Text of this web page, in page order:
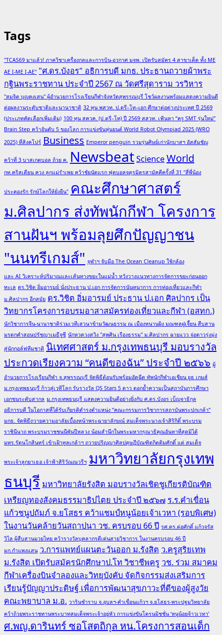
Tags
"TCAS69 มาแล้ว! ภาควิชาเครื่องกลและการบิน-อวกาศ มจพ. เปิดรับสมัคร 4 สาขาเด็ด ทั้ง ME
AE I-ME I-AE" "ศ.ดร.บังอร" อธิการบดี มกธ. ประธานถวายผ้าพระ
กฐินพระราชทาน ประจำปี 2567 ณ วัดศรีสุดาราม วรวิหาร
"สมจิต บุญคงเสน" ผู้อำนวยการโรงเรียนกีฬาจังหวัดสุพรรณบุรี โชว์ผลงานพร้อมแสดงความยินดี
ต่อผลงานระดับชาติและนานาชาติ 32 ทุน พสวท. ป.ตรี–โท–เอก ศึกษาต่อต่างประเทศ ปี 2569
(ประเภทคัดเลือกเพิ่มเติม) 100 ทุน สควค. (ป.ตรี–โท) ปี 2569 สสวท. เฟ้นหา “ครู SMT รุ่นใหม่”
Brain Step คว้าอันดับ 5 ของโลก การแข่งขันหุ่นยนต์ World Robot Olympiad 2025 (WRO
2025) ที่สิงคโปร์ Business Emperor penguin รวมรุ่นศิษย์เก่านักบาสฯ อัสสัมชัญ
คว้าที่ 3 บาสเกตบอล ถ้วย ค. NewsbeatScienceWorld
กท.คริสเตียน ควง ลูกแม่รำเพย คว้าชัยนัดแรก ฟุตบอลจตุรมิตรสามัคคีครั้งที่ 31 "สี่พี่น้อง
ประคองรัก รักษ์โลกให้ยั่งยืน" คณะศึกษาศาสตร์
ม.ศิลปากร ส่งทัพนักกีฬา โครงการ
สานฝันฯ พร้อมลุยศึกปัญญาชน
"นนทรีเกมส์" จุฬาฯ จับมือ The Ocean Cleanup ใช้กล้อง
และ AI วิเคราะห์ปริมาณและเส้นทางขยะในแม่น้ำ หวังวางแนวทางการจัดการขยะก่อนออก
ทะเล ดร.วิชิต อิ่มอารมย์ นั่งประธาน ป.เอก การจัดการนันทนาการ การท่องเที่ยวและกีฬา
ม.ศิลปากร อีกสมัย ดร.วิชิต อิ่มอารมย์ ประธาน ป.เอก ศิลปากร เป็น
วิทยากรโครงการอบรมอาสาสมัครท่องเที่ยวและกีฬา (อสทก.)
นักวิชาการจีน-นานาชาติร่วมเวทีเสวนาข้ามวัฒนธรรม ณ เมืองหนานผิง มณฑลฝูเจี้ยน สืบสาน
มรดกคำสอนปรัชญาเมธีจูซี นักหวดวงสวิง "สุพศิน เรืองธรรม" ม.ศิลปากร ฉายแวว จ่อดาวรุ่งมุ่ง
สู่นักกอล์ฟทีมชาติ นิเทศศาสตร์ ม.กรุงเทพธนบุรี มอบรางวัล
ประกวดเรียงความ “คนดีของฉัน” ประจำปี ๒๕๖๖ ผู้
อำนวยการโรงเรียนกีฬา จ.สุพรรณบุรี จัดพิธีต้อนรับพร้อมอัดฉีด ทัพนักกีฬาเอเชียน ยูธ เกมส์
ม.กรุงเทพธนบุรี ก้าวสู่เวทีโลก รับรางวัล QS Stars 5 ดาว ตอกย้ำความเป็นสถาบันการศึกษา
เอกชนระดับสากล ม.กรุงเทพธนบุรี แสดงความยินดีอย่างยิ่งกับ ศ.ดร.บังอร เบ็ญจาธิกุล
อธิการบดี ในโอกาสที่ได้รับเกียรติดำรงตำแหน่ง “คณะกรรมการวิชาการสถาบันพระปกเกล้า”
มกธ. จัดพิธีถวายความอาลัยเบื้องหน้าพระฉายาลักษณ์ สมเด็จพระนางเจ้าสิริกิติ์ พระบรม
ราชินีนาถ พระบรมราชชนนีพันปีหลวง น้อมสำนึกในพระมหากรุณาธิคุณอันหาที่สุดมิได้
มทร.รัตนโกสินทร์ เข้าเฝ้าทูลเกล้าฯ ถวายปริญญาศิลปดุษฎีบัณฑิตกิตติมศักดิ์ แด่ สมเด็จ
พระเจ้าลูกยาเธอ เจ้าฟ้าสิริวัณณวรีฯ มหาวิทยาลัยกรุงเทพ
ธนบุรี มหาวิทยาลัยรังสิต มอบรางวัลเชิดชูเกียรติบัณฑิต
เหรียญทองสังคมธรรมาธิปไตย ประจำปี ๒๕๖๗ ร.ร.คำเขื่อน
แก้วชนูปถัมภ์ จ.ยโสธร คว้าแชมป์หนูน้อยเจ้าเวหา (รอบพิเศษ)
ในงานวันคล้ายวันสถาปนา วช. ครบรอบ 66 ปี รศ.ดร.ต่อศักดิ์ แก้วจรัส
วิไล ผู้สืบสานมวยไทย คว้ารางวัลบุคลากรดีเด่นสายวิชาการ ในงานครบรอบ 46 ปี
มก.กำแพงแสน ว.การแพทย์แผนตะวันออก ม.รังสิต ว.ครูสุริยเทพ
ม.รังสิต เปิดรับสมัครนักศึกษาป.โท วิชาชีพครู วช. ร่วม สมาคม
กีฬาเครื่องบินจำลองและวิทยุบังคับ จัดกิจกรรมส่งเสริมการ
เรียนรู้ปัญญาประดิษฐ์ เพื่อการพัฒนาสุขภาวะที่ดีของผู้สูงวัย
คณะพยาบาล ม.อ. วารินชำราบ จ.อุบลฯ-คำเขื่อนแก้วฯ จ.ยโสธร-พระปฐมวิทยาลัย
คว้าถ้วยพระราชทานพระบาทสมเด็จพระเจ้าอยู่หัว การแข่งขันโดรนมิชชั่น ‘หนูน้อยจ้าวเวหา’
ศ.พญ.ดารินทร์ ซอโสตถิกุล หน.โครงการสอนเด็ก